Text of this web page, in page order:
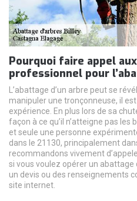
Pourquoi faire appel
professionnel pour
L’abattage d’un arbre peut se
manipuler une tronçonneuse, il
expérience. En plus lors de sa
façon à ce qu’il n’atteigne pas
et seule une personne
dans le 21130, principalement
recommandons vivement
si vous voulez opérer un abattage
un devis ou des renseignements
site internet.